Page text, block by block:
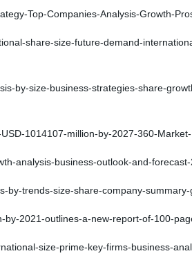
Top-Companies-Analysis-Growth-
share-size-future-demand-
by-size-business-strategies-share-
1014107-million-by-2027-360-
analysis-business-outlook-and-
trends-size-share-company-
2021-outlines-a-new-report-of-100-
size-prime-key-firms-business-